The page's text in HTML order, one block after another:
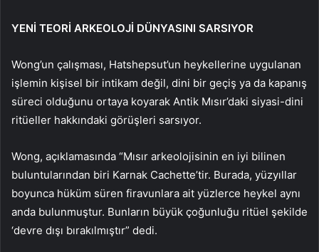
YENİ TEORİ ARKEOLOJİ DÜNYASINI SARSIYOR
Wong’un çalışması, Hatshepsut’un heykellerine uygulanan
işlemin kişisel bir intikam değil, dini bir geçiş ya da kapanış
süreci olduğunu ortaya koyarak Antik Mısır’daki siyasi-dini
ritüeller hakkındaki görüşleri sarsıyor.
Wong, açıklamasında “Mısır arkeolojisinin en iyi bilinen
buluntularından biri Karnak Cachette’tir. Burada, yüzyıllar
boyunca hüküm süren firavunlara ait yüzlerce heykel aynı
anda bulunmuştur. Bunların büyük çoğunluğu ritüel şekilde
‘devre dışı bırakılmıştır” dedi.